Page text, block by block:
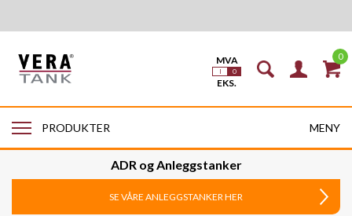
0
PRODUKTER MENY
ADR og Anleggstanker
SE VÅRE ANLEGGSTANKER HER